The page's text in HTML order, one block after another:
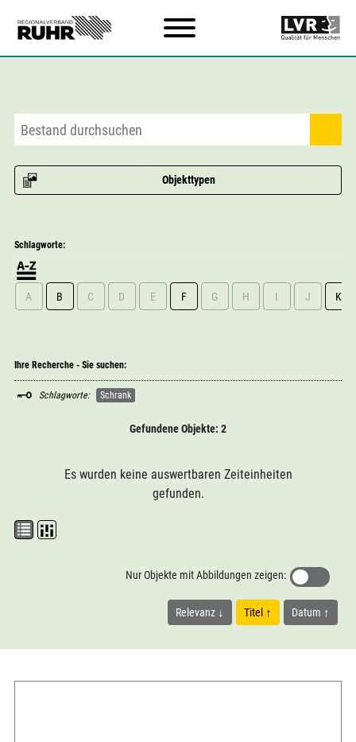
Objekttypen
Gefundene Objekte: 2
Es wurden keine auswertbaren Zeiteinheiten
gefunden.
Relevanz Titel Datum
Nur Objekte mit Abbildungen zeigen:
Schlagworte:
A B C D E F G H I J K
Ihre Recherche - Sie suchen:
Schlagworte: Schrank